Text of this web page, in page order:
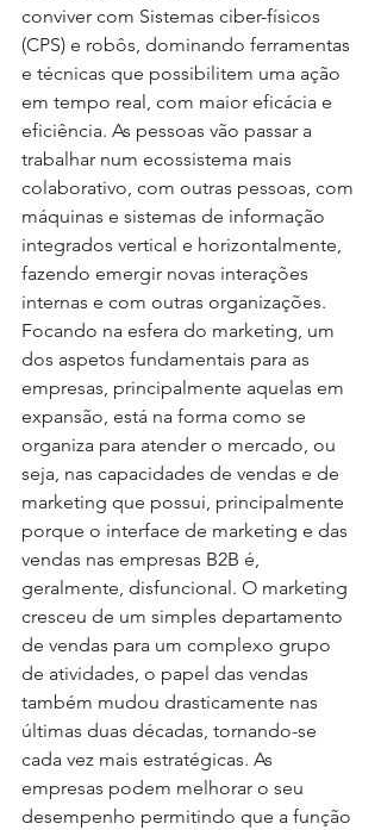
conviver com Sistemas ciber-físicos
(CPS) e robôs, dominando ferramentas
e técnicas que possibilitem uma ação
em tempo real, com maior eficácia e
eficiência. As pessoas vão passar a
trabalhar num ecossistema mais
colaborativo, com outras pessoas, com
máquinas e sistemas de informação
integrados vertical e horizontalmente,
fazendo emergir novas interações
internas e com outras organizações.
Focando na esfera do marketing, um
dos aspetos fundamentais para as
empresas, principalmente aquelas em
expansão, está na forma como se
organiza para atender o mercado, ou
seja, nas capacidades de vendas e de
marketing que possui, principalmente
porque o interface de marketing e das
vendas nas empresas B2B é,
geralmente, disfuncional. O marketing
cresceu de um simples departamento
de vendas para um complexo grupo
de atividades, o papel das vendas
também mudou drasticamente nas
últimas duas décadas, tornando-se
cada vez mais estratégicas. As
empresas podem melhorar o seu
desempenho permitindo que a função